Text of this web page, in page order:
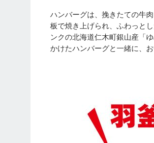
ハンバーグは、挽きたての牛
板で焼き上げられ、ふわっと
ンクの北海道仁木町銀山産「
かけたハンバーグと一緒に、